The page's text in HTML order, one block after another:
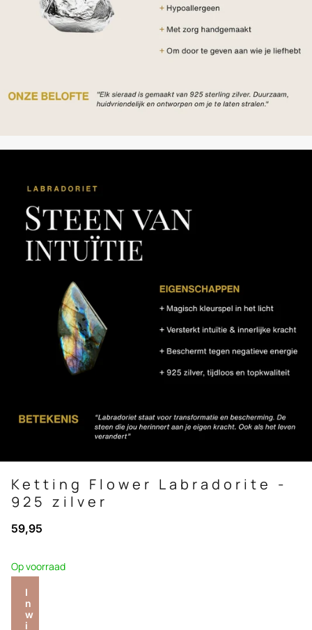
Ketting Flower Labradorite -
925 zilver
59,95
Op voorraad
I
n
w
i